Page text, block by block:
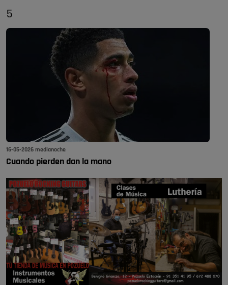
5
16-05-2026 medianoche
Cuando pierden dan la mano